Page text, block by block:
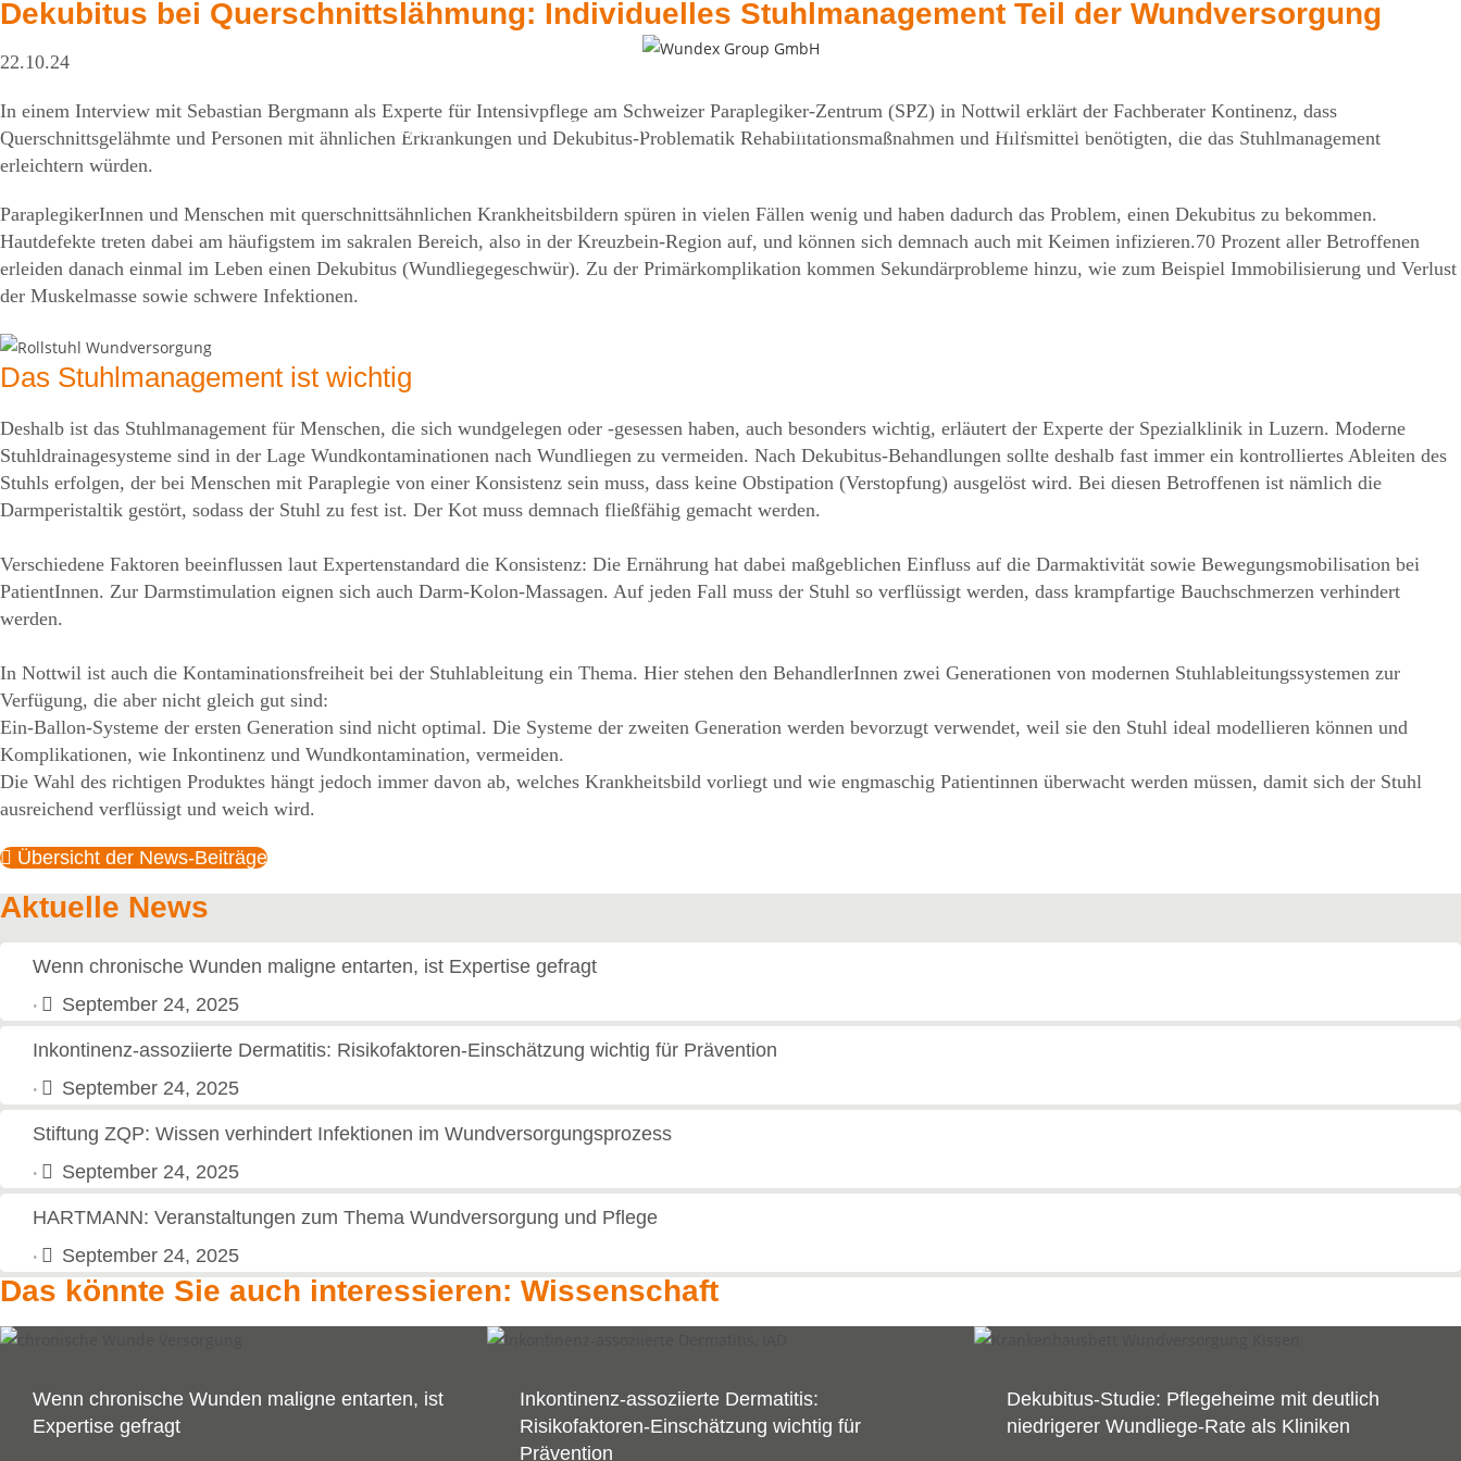
Zum
springen
Über Uns Kompetenzfelder Karriere News Heilsam. Gemeinsam. Kontakt
Dekubitus bei Querschnittslähmung: Individuelles Stuhlmanagement Teil der Wundversorgung
22.10.24
In einem Interview mit Sebastian Bergmann als Experte für Intensivpflege am Schweizer Paraplegiker-Zentrum (SPZ) in Nottwil erklärt der Fachberater Kontinenz, dass
Querschnittsgelähmte und Personen mit ähnlichen Erkrankungen und Dekubitus-Problematik Rehabilitationsmaßnahmen und Hilfsmittel benötigten, die das Stuhlmanagement
erleichtern würden.
ParaplegikerInnen und Menschen mit querschnittsähnlichen Krankheitsbildern spüren in vielen Fällen wenig und haben dadurch das Problem, einen Dekubitus zu bekommen.
Hautdefekte treten dabei am häufigstem im sakralen Bereich, also in der Kreuzbein-Region auf, und können sich demnach auch mit Keimen infizieren.70 Prozent aller Betroffenen
erleiden danach einmal im Leben einen Dekubitus (Wundliegegeschwür). Zu der Primärkomplikation kommen Sekundärprobleme hinzu, wie zum Beispiel Immobilisierung und Verlust
der Muskelmasse sowie schwere Infektionen.
Das Stuhlmanagement ist wichtig
Deshalb ist das Stuhlmanagement für Menschen, die sich wundgelegen oder -gesessen haben, auch besonders wichtig, erläutert der Experte der Spezialklinik in Luzern. Moderne
Stuhldrainagesysteme sind in der Lage Wundkontaminationen nach Wundliegen zu vermeiden. Nach Dekubitus-Behandlungen sollte deshalb fast immer ein kontrolliertes Ableiten des
Stuhls erfolgen, der bei Menschen mit Paraplegie von einer Konsistenz sein muss, dass keine Obstipation (Verstopfung) ausgelöst wird. Bei diesen Betroffenen ist nämlich die
Darmperistaltik gestört, sodass der Stuhl zu fest ist. Der Kot muss demnach fließfähig gemacht werden.
Verschiedene Faktoren beeinflussen laut Expertenstandard die Konsistenz: Die Ernährung hat dabei maßgeblichen Einfluss auf die Darmaktivität sowie Bewegungsmobilisation bei
PatientInnen. Zur Darmstimulation eignen sich auch Darm-Kolon-Massagen. Auf jeden Fall muss der Stuhl so verflüssigt werden, dass krampfartige Bauchschmerzen verhindert
werden.
In Nottwil ist auch die Kontaminationsfreiheit bei der Stuhlableitung ein Thema. Hier stehen den BehandlerInnen zwei Generationen von modernen Stuhlableitungssystemen zur
Verfügung, die aber nicht gleich gut sind:
Ein-Ballon-Systeme der ersten Generation sind nicht optimal. Die Systeme der zweiten Generation werden bevorzugt verwendet, weil sie den Stuhl ideal modellieren können und
Komplikationen, wie Inkontinenz und Wundkontamination, vermeiden.
Die Wahl des richtigen Produktes hängt jedoch immer davon ab, welches Krankheitsbild vorliegt und wie engmaschig Patientinnen überwacht werden müssen, damit sich der Stuhl
ausreichend verflüssigt und weich wird.
Übersicht der News-Beiträge
Aktuelle News
Wenn chronische Wunden maligne entarten, ist Expertise gefragt
• September 24, 2025
Inkontinenz-assoziierte Dermatitis: Risikofaktoren-Einschätzung wichtig für Prävention
• September 24, 2025
Stiftung ZQP: Wissen verhindert Infektionen im Wundversorgungsprozess
• September 24, 2025
HARTMANN: Veranstaltungen zum Thema Wundversorgung und Pflege
• September 24, 2025
Das könnte Sie auch interessieren: Wissenschaft
Wenn chronische Wunden maligne entarten, ist
Expertise gefragt
Inkontinenz-assoziierte Dermatitis:
Risikofaktoren-Einschätzung wichtig für
Prävention
Dekubitus-Studie: Pflegeheime mit deutlich
niedrigerer Wundliege-Rate als Kliniken